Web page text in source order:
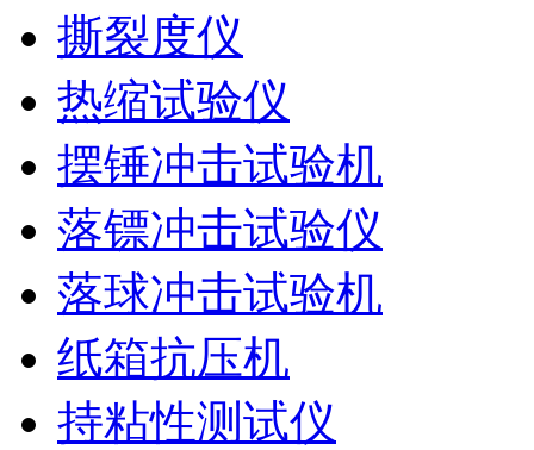
撕裂度仪
热缩试验仪
摆锤冲击试验机
落镖冲击试验仪
落球冲击试验机
纸箱抗压机
持粘性测试仪